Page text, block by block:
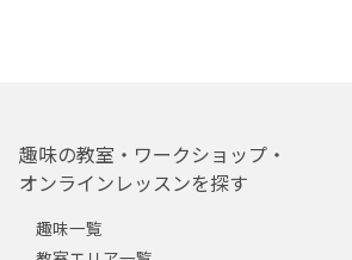
趣味の教室・ワークショップ・
オンラインレッスンを探す
趣味一覧